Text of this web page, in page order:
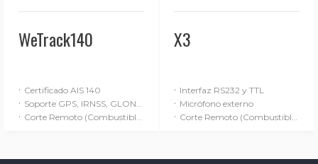
WeTrack140
· Certificado AIS 140
· Soporte GPS, IRNSS, GLONASS
· Corte Remoto (Combustible / Alimentación)
X3
· Interfaz RS232 y TTL
· Micrófono externo
· Corte Remoto (Combustible / Alimentación)